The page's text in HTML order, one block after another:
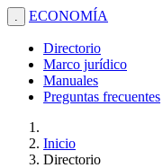
. ECONOMÍA
Directorio
Marco jurídico
Manuales
Preguntas frecuentes
Inicio
Directorio